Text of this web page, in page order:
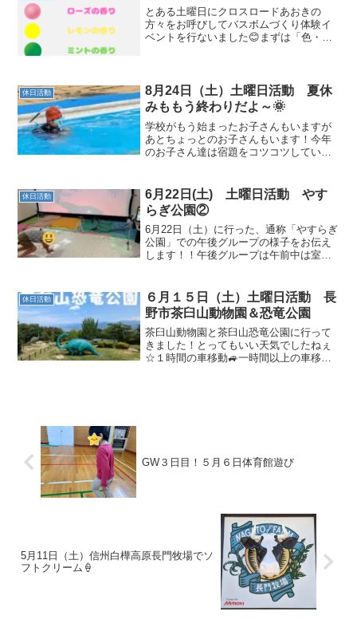
とある土曜日にクロスロードあおきの
方々をお呼びしてバスボムづくり体験イ
ベントを行ないました😊まずは「色・に
ート！材料が配られて、「どう...
休日活動
8月24日（土）土曜日活動 夏休
みももう終わりだよ～🌞
学校がもう始まったお子さんもいますが
あとちょっとのお子さんもいます！今年
のお子さん達は宿題をコツコツしていた
大家族の休日のようです土曜日メンバー
は毎週毎週色々な活動を１...
休日活動
6月22日(土) 土曜日活動 やす
らぎ公園②
6月22日（土）に行った、通称「やすらぎ
公園」での午後グループの様子をお伝え
します！！午後グループは午前中は室内
す！！こちらは「トレキング」の様子✨
塩田教室で今週から試験...
休日活動
６月１５日（土）土曜日活動 長
野市茶臼山動物園＆恐竜公園
茶臼山動物園と茶臼山恐竜公園に行って
きました！とってもいい天気でしたねぇ
☆１時間の車移動🚙一時間以上の車移動
GW３日目！５月６日体育館遊び
5月11日（土）信州白樺高原長門牧場でソ
フトクリーム🍦